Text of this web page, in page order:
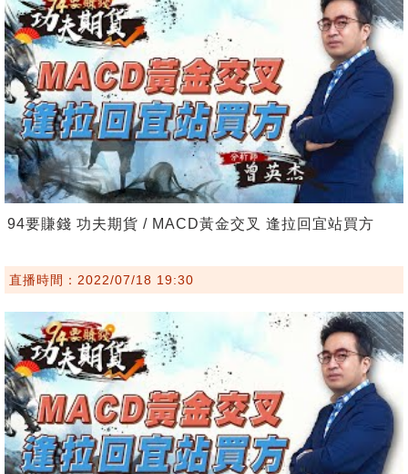
94要賺錢 功夫期貨 / MACD黃金交叉 逢拉回宜站買方
直播時間：2022/07/18 19:30